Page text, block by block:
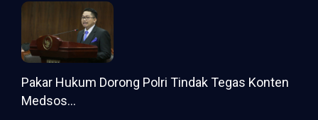
Pakar Hukum Dorong Polri Tindak Tegas Konten
Medsos...